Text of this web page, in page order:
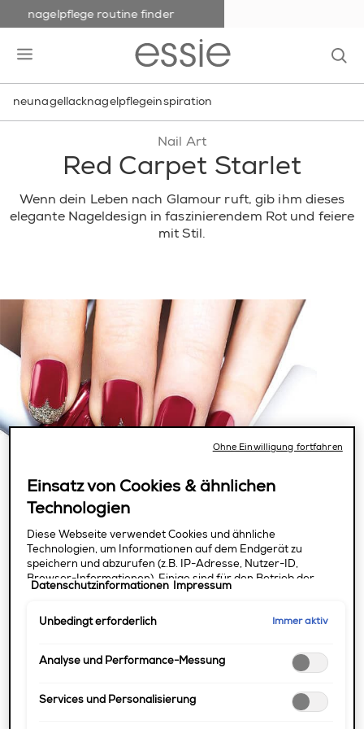
nagelpflege routine finder
neunagellacknagelpflegeinspiration
Nail Art
Red Carpet Starlet
Wenn dein Leben nach Glamour ruft, gib ihm dieses
elegante Nageldesign in faszinierendem Rot und feiere
mit Stil.
Schritt 1: Pflege deine Nägel vor der Maniküre mit dem
Schritt 2: Reinige deine Nägel und beginne mit deinem
Einsatz von Cookies & ähnlichen
Technologien
Diese Webseite verwendet Cookies und ähnliche
Technologien, um Informationen auf dem Endgerät zu
speichern und abzurufen (z.B. IP-Adresse, Nutzer-ID,
Browser-Informationen). Einige sind für den Betrieb der
Webseite unbedingt erforderlich. Andere erfordern eine
Performance-Messung, das Angebot bestimmter Services,
und die Einbindung externer Medien. Nicht unbedingt
erforderliche Cookies können direkt akzeptiert ("Alle
fortfahren") werden. Individuelle Anpassungen der
Einstellungen sind ebenfalls möglich und speicherbar
Datenschutzinformationen Impressum
Unbedingt erforderlich Immer aktiv
Analyse und Performance-Messung
Services und Personalisierung
Ohne Einwilligung fortfahren